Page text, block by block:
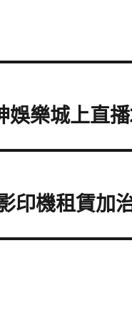
樂城上直
印機租賃加